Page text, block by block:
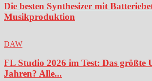
Die besten Synthesizer mit
Musikproduktion
DAW
FL Studio 2026 im Test: Das größte
Jahren? Alle...